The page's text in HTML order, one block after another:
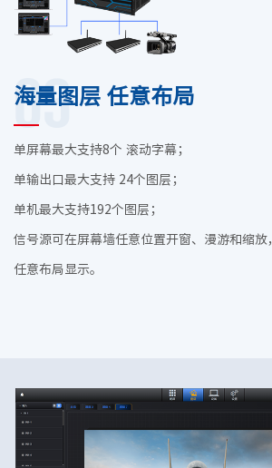
海量图层 任意布局
03
单屏幕最大支持8个 滚动字幕；
单输出口最大支持 24个图层；
单机最大支持192个图层；
信号源可在屏幕墙任意位置开窗、漫游和缩放
任意布局显示。